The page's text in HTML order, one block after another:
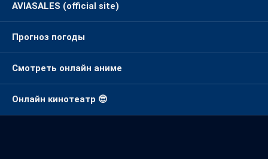
AVIASALES (official site)
Прогноз погоды
Смотреть онлайн аниме
Онлайн кинотеатр 😎